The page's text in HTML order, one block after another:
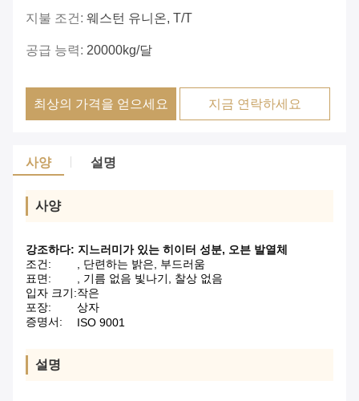
지불 조건: 웨스턴 유니온, T/T
공급 능력: 20000kg/달
최상의 가격을 얻으세요 지금 연락하세요
사양 설명
사양
강조하다: 지느러미가 있는 히이터 성분, 오븐 발열체
조건:
, 단련하는 밝은, 부드러움
표면:
, 기름 없음 빛나기, 찰상 없음
입자 크기:작은
포장:
상자
증명서:
ISO 9001
설명